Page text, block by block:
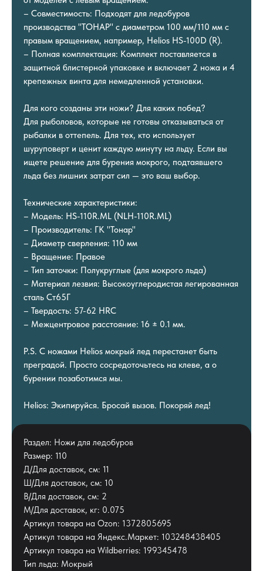
– Совместимость: Подходят для ледобуров
производства "ТОНАР" с диаметром 100 мм/110 мм с
правым вращением, например, Helios HS-100D (R).
– Полная комплектация: Комплект поставляется в
защитной блистерной упаковке и включает 2 ножа и 4
крепежных винта для немедленной установки.
Для кого созданы эти ножи? Для каких побед?
Для рыболовов, которые не готовы отказываться от
рыбалки в оттепель. Для тех, кто использует
шуруповерт и ценит каждую минуту на льду. Если вы
ищете решение для бурения мокрого, подтаявшего
льда без лишних затрат сил — это ваш выбор.
Технические характеристики:
– Модель: HS-110R.ML (NLH-110R.ML)
– Производитель: ГК "Тонар"
– Диаметр сверления: 110 мм
– Вращение: Правое
– Тип заточки: Полукруглые (для мокрого льда)
– Материал лезвия: Высокоуглеродистая легированная
сталь Ст65Г
– Твердость: 57-62 HRC
– Межцентровое расстояние: 16 ± 0.1 мм.
P.S. С ножами Helios мокрый лед перестанет быть
преградой. Просто сосредоточьтесь на клеве, а о
бурении позаботимся мы.
Helios: Экипируйся. Бросай вызов. Покоряй лед!
Раздел: Ножи для ледобуров
Размер: 110
Д/Для доставок, см: 11
Ш/Для доставок, см: 10
В/Для доставок, см: 2
М/Для доставок, кг: 0.075
Артикул товара на Ozon: 1372805695
Артикул товара на Яндекс.Маркет: 103248438405
Артикул товара на Wildberries: 199345478
Тип льда: Мокрый